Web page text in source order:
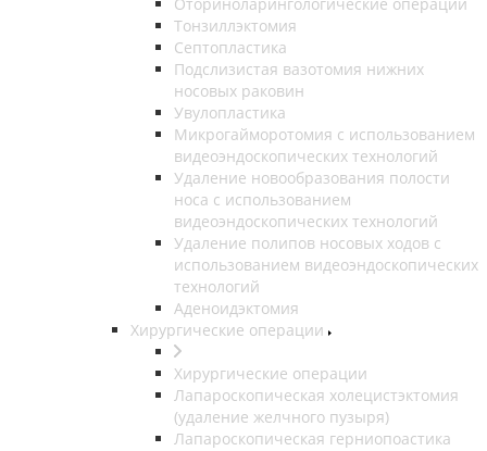
Тонзиллэктомия
Септопластика
Подслизистая вазотомия нижних
носовых раковин
Увулопластика
Микрогайморотомия с использованием
видеоэндоскопических технологий
Удаление новообразования полости
носа с использованием
видеоэндоскопических технологий
Удаление полипов носовых ходов с
использованием видеоэндоскопических
технологий
Аденоидэктомия
Хирургические операции
Хирургические операции
Лапароскопическая холецистэктомия
(удаление желчного пузыря)
Лапароскопическая герниопоастика